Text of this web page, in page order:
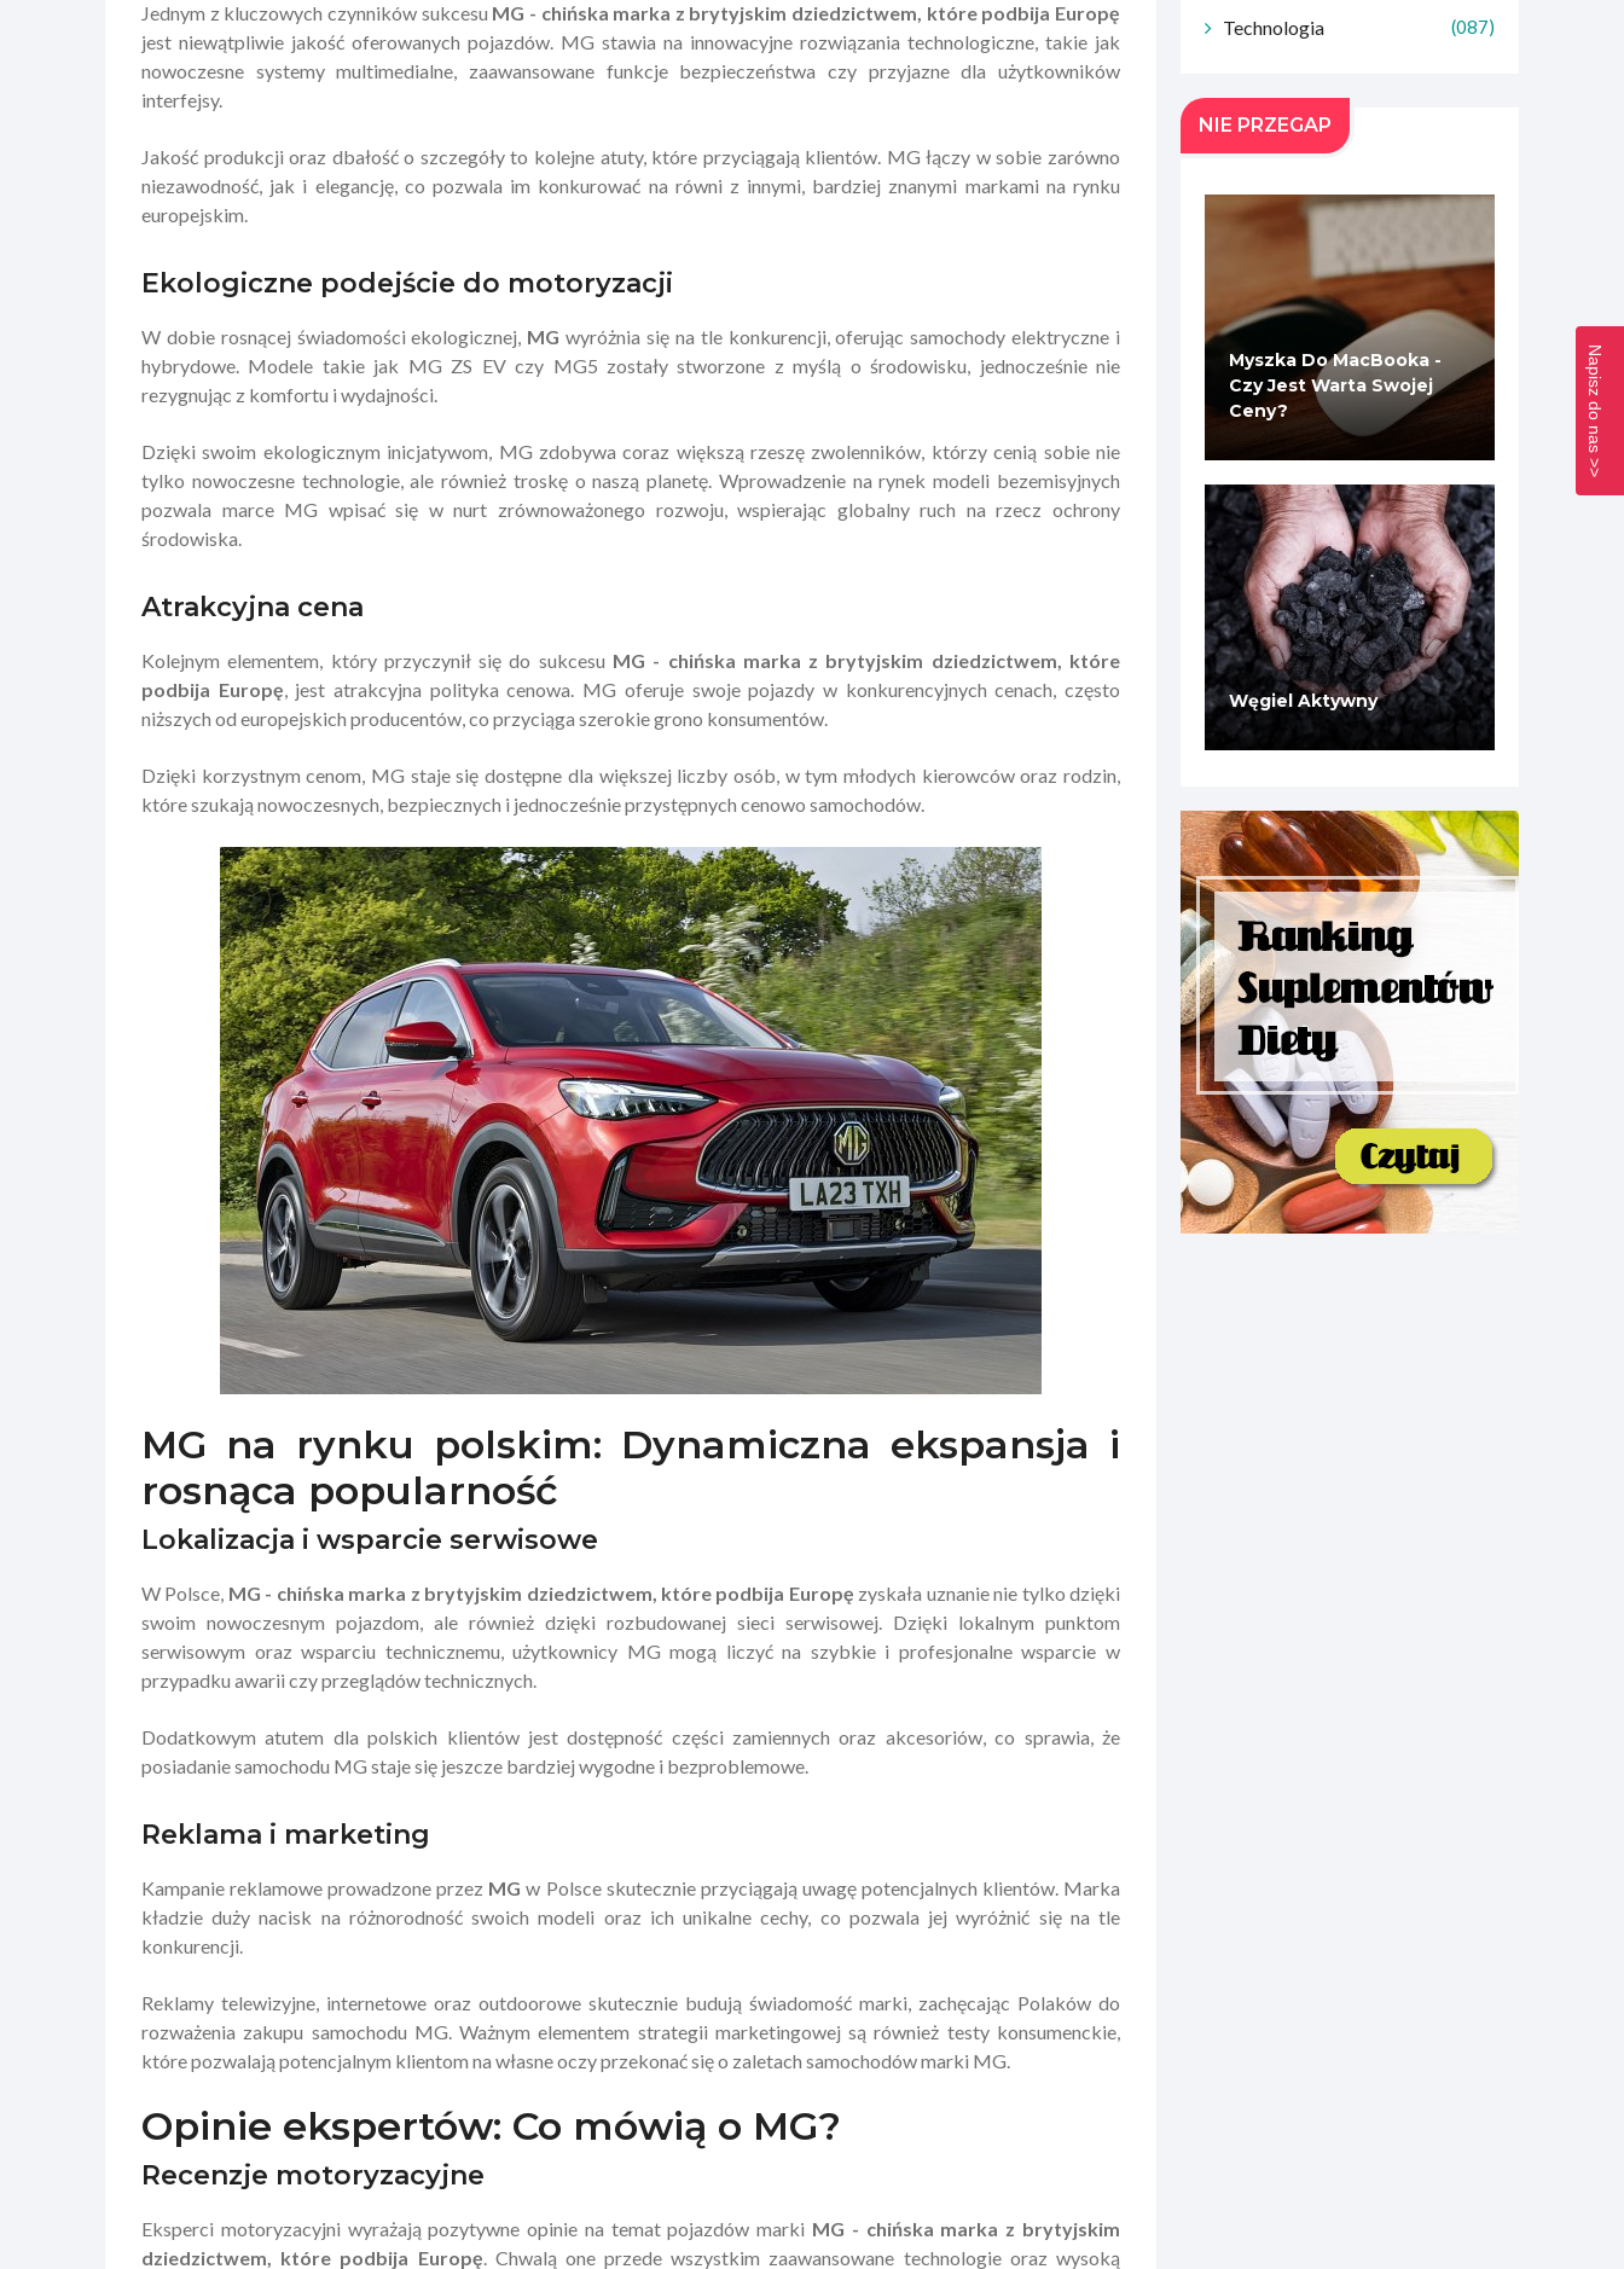
Jednym z kluczowych czynników sukcesu MG - chińska marka z brytyjskim dziedzictwem, które podbija Europę
jest niewątpliwie jakość oferowanych pojazdów. MG stawia na innowacyjne rozwiązania technologiczne, takie jak
nowoczesne systemy multimedialne, zaawansowane funkcje bezpieczeństwa czy przyjazne dla użytkowników
interfejsy.
Jakość produkcji oraz dbałość o szczegóły to kolejne atuty, które przyciągają klientów. MG łączy w sobie zarówno
niezawodność, jak i elegancję, co pozwala im konkurować na równi z innymi, bardziej znanymi markami na rynku
europejskim.
Ekologiczne podejście do motoryzacji
W dobie rosnącej świadomości ekologicznej, MG wyróżnia się na tle konkurencji, oferując samochody elektryczne i
hybrydowe. Modele takie jak MG ZS EV czy MG5 zostały stworzone z myślą o środowisku, jednocześnie nie
rezygnując z komfortu i wydajności.
Dzięki swoim ekologicznym inicjatywom, MG zdobywa coraz większą rzeszę zwolenników, którzy cenią sobie nie
tylko nowoczesne technologie, ale również troskę o naszą planetę. Wprowadzenie na rynek modeli bezemisyjnych
pozwala marce MG wpisać się w nurt zrównoważonego rozwoju, wspierając globalny ruch na rzecz ochrony
środowiska.
Atrakcyjna cena
Kolejnym elementem, który przyczynił się do sukcesu MG - chińska marka z brytyjskim dziedzictwem, które
podbija Europę, jest atrakcyjna polityka cenowa. MG oferuje swoje pojazdy w konkurencyjnych cenach, często
niższych od europejskich producentów, co przyciąga szerokie grono konsumentów.
Dzięki korzystnym cenom, MG staje się dostępne dla większej liczby osób, w tym młodych kierowców oraz rodzin,
które szukają nowoczesnych, bezpiecznych i jednocześnie przystępnych cenowo samochodów.
MG na rynku polskim: Dynamiczna ekspansja i
rosnąca popularność
Lokalizacja i wsparcie serwisowe
W Polsce, MG - chińska marka z brytyjskim dziedzictwem, które podbija Europę zyskała uznanie nie tylko dzięki
swoim nowoczesnym pojazdom, ale również dzięki rozbudowanej sieci serwisowej. Dzięki lokalnym punktom
serwisowym oraz wsparciu technicznemu, użytkownicy MG mogą liczyć na szybkie i profesjonalne wsparcie w
przypadku awarii czy przeglądów technicznych.
Dodatkowym atutem dla polskich klientów jest dostępność części zamiennych oraz akcesoriów, co sprawia, że
posiadanie samochodu MG staje się jeszcze bardziej wygodne i bezproblemowe.
Reklama i marketing
Kampanie reklamowe prowadzone przez MG w Polsce skutecznie przyciągają uwagę potencjalnych klientów. Marka
kładzie duży nacisk na różnorodność swoich modeli oraz ich unikalne cechy, co pozwala jej wyróżnić się na tle
konkurencji.
Reklamy telewizyjne, internetowe oraz outdoorowe skutecznie budują świadomość marki, zachęcając Polaków do
rozważenia zakupu samochodu MG. Ważnym elementem strategii marketingowej są również testy konsumenckie,
które pozwalają potencjalnym klientom na własne oczy przekonać się o zaletach samochodów marki MG.
Opinie ekspertów: Co mówią o MG?
Recenzje motoryzacyjne
Eksperci motoryzacyjni wyrażają pozytywne opinie na temat pojazdów marki MG - chińska marka z brytyjskim
dziedzictwem, które podbija Europę. Chwalą one przede wszystkim zaawansowane technologie oraz wysoką
Technologia (087)
NIE PRZEGAP
Myszka Do MacBooka -
Czy Jest Warta Swojej
Ceny?
Węgiel Aktywny
Napisz do nas >>